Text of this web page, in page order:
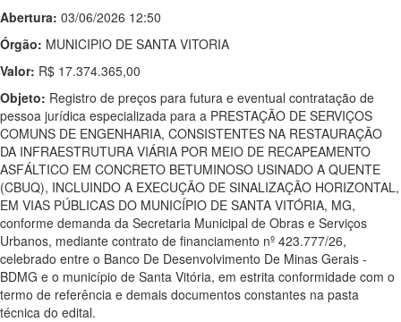
Abertura: 03/06/2026 12:50
Órgão: MUNICIPIO DE SANTA VITORIA
Valor: R$ 17.374.365,00
Objeto: Registro de preços para futura e eventual contratação de
pessoa jurídica especializada para a PRESTAÇÃO DE SERVIÇOS
COMUNS DE ENGENHARIA, CONSISTENTES NA RESTAURAÇÃO
DA INFRAESTRUTURA VIÁRIA POR MEIO DE RECAPEAMENTO
ASFÁLTICO EM CONCRETO BETUMINOSO USINADO A QUENTE
(CBUQ), INCLUINDO A EXECUÇÃO DE SINALIZAÇÃO HORIZONTAL,
EM VIAS PÚBLICAS DO MUNICÍPIO DE SANTA VITÓRIA, MG,
conforme demanda da Secretaria Municipal de Obras e Serviços
Urbanos, mediante contrato de financiamento nº 423.777/26,
celebrado entre o Banco De Desenvolvimento De Minas Gerais -
BDMG e o município de Santa Vitória, em estrita conformidade com o
termo de referência e demais documentos constantes na pasta
técnica do edital.